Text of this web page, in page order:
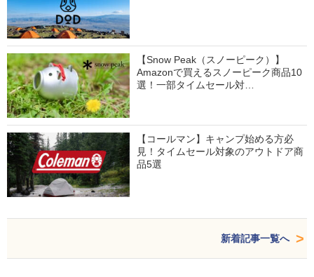
【Snow Peak（スノーピーク）】
Amazonで買えるスノーピーク商品10
選！一部タイムセール対…
【コールマン】キャンプ始める方必
見！タイムセール対象のアウトドア商
品5選
新着記事一覧へ